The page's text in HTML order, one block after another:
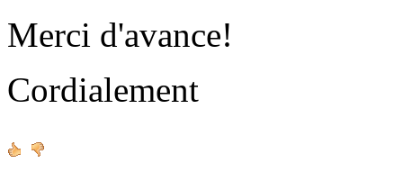
Merci d'avance!
Cordialement